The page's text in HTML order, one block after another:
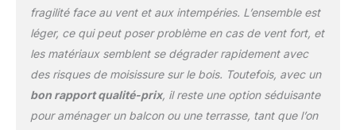
l'ensemble. Ce salon
espace extérieur en un
havre de paix et de style.
MAINTENANCE AISÉE
ET DURABILITÉ: Nos
hydrofuges et lavables
fragilité face au vent et aux intempéries. L’ensemble est
léger, ce qui peut poser problème en cas de vent fort, et
les matériaux semblent se dégrader rapidement avec
des risques de moisissure sur le bois. Toutefois, avec un
bon rapport qualité-prix, il reste une option séduisante
pour aménager un balcon ou une terrasse, tant que l’on